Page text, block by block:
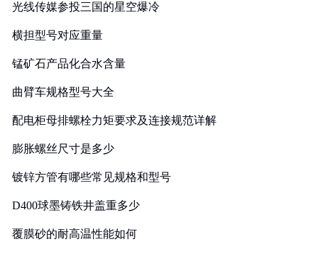
光线传媒参投三国的星空爆冷
横担型号对应重量
锰矿石产品化合水含量
曲臂车规格型号大全
配电柜母排螺栓力矩要求及连接规范详解
膨胀螺丝尺寸是多少
镀锌方管有哪些常见规格和型号
D400球墨铸铁井盖重多少
覆膜砂的耐高温性能如何